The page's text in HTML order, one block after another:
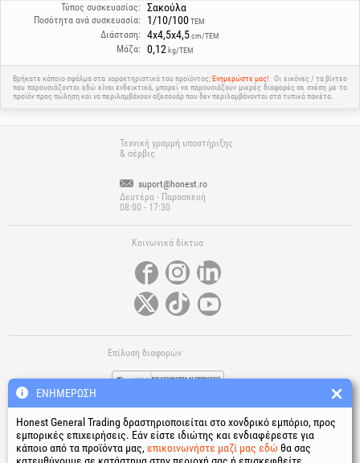
Τύπος συσκευασίας: Σακούλα
Ποσότητα ανά συσκευασία: 1/10/100ΤΕΜ
Διάσταση: 4x4,5x4,5cm/ΤΕΜ
Μάζα: 0,12 kg/ΤΕΜ
Βρήκατε κάποιο σφάλμα στα χαρακτηριστικά του προϊόντος;Ενημερώστε μας!
Οι εικόνες / τα βίντεο
που παρουσιάζονται εδώ είναι ενδεικτικά, μπορεί να παρουσιάζουν μικρές διαφορές σε σχέση με το
προϊόν προς πώληση και να περιλαμβάνουν αξεσουάρ που δεν περιλαμβάνονται στα τυπικά πακέτα.
Τεχνική γραμμή υποστήριξης
& σέρβις
suport@honest.ro
Δευτέρα - Παρασκευή
08:00 - 17:30
Κοινωνικά δίκτυα
Επίλυση διαφορών
ΕΝΗΜΈΡΩΣΗ
Honest General Trading δραστηριοποιείται στο χονδρικό εμπόριο, προς
εμπορικές επιχειρήσεις. Εάν είστε ιδιώτης και ενδιαφέρεστε για
κάποιο από τα προϊόντα μας, επικοινωνήστε μαζί μας εδώ θα σας